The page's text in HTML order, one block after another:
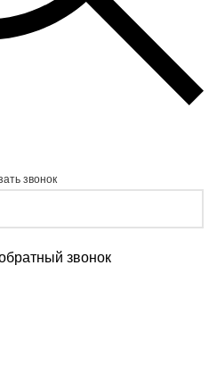
звонок
звонок